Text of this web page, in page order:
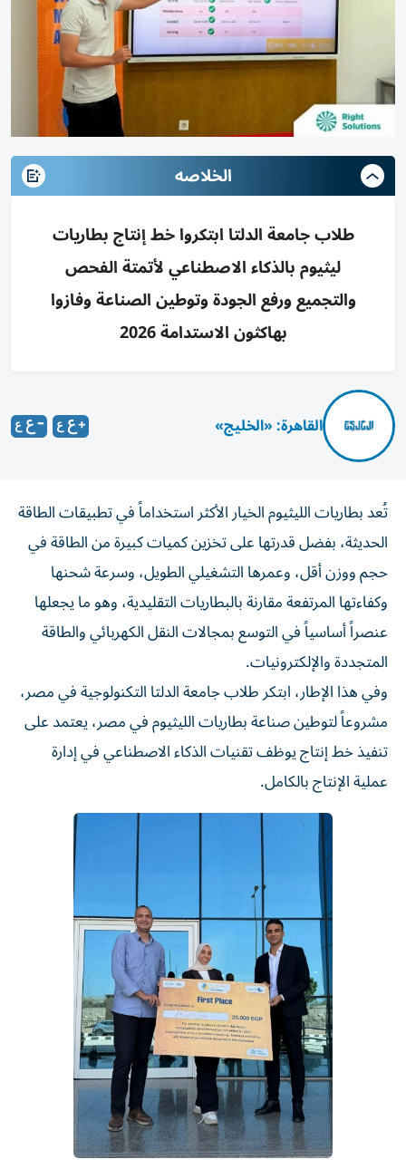
الخلاصه
طلاب جامعة الدلتا ابتكروا خط إنتاج بطاريات
ليثيوم بالذكاء الاصطناعي لأتمتة الفحص
والتجميع ورفع الجودة وتوطين الصناعة وفازوا
بهاكثون الاستدامة 2026
القاهرة: «الخليج»
تُعد بطاريات الليثيوم الخيار الأكثر استخداماً في تطبيقات الطاقة
الحديثة، بفضل قدرتها على تخزين كميات كبيرة من الطاقة في
حجم ووزن أقل، وعمرها التشغيلي الطويل، وسرعة شحنها
وكفاءتها المرتفعة مقارنة بالبطاريات التقليدية، وهو ما يجعلها
عنصراً أساسياً في التوسع بمجالات النقل الكهربائي والطاقة
المتجددة والإلكترونيات.
وفي هذا الإطار، ابتكر طلاب جامعة الدلتا التكنولوجية في مصر،
مشروعاً لتوطين صناعة بطاريات الليثيوم في مصر، يعتمد على
تنفيذ خط إنتاج يوظف تقنيات الذكاء الاصطناعي في إدارة
عملية الإنتاج بالكامل.